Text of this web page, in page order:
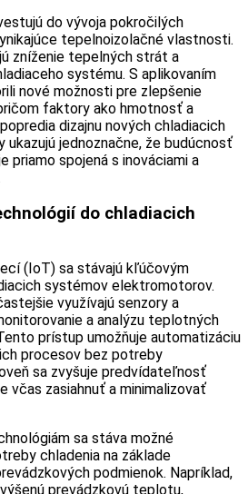
do vývoja pokročilých
tepelnoizolačné vlastnosti.
zníženie tepelných strát a
systému. S aplikovaním
nové možnosti pre zlepšenie
faktory ako hmotnosť a
dizajnu nových chladiacich
jednoznačne, že budúcnosť
priamo spojená s inováciami a
do chladiacich
(IoT) sa stávajú kľúčovým
systémov elektromotorov.
využívajú senzory a
a analýzu teplotných
prístup umožňuje automatizáciu
procesov bez potreby
sa zvyšuje predvídateľnosť
včas zasiahnuť a minimalizovať
sa stáva možné
chladenia na základe
podmienok. Napríklad,
prevádzkovú teplotu,